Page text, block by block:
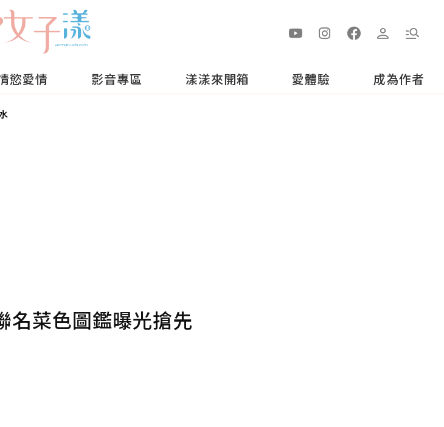
慾愛情 影音專區 漾漾來開箱 愛體驗 成為作者
名菜色圖鑑曝光搶先